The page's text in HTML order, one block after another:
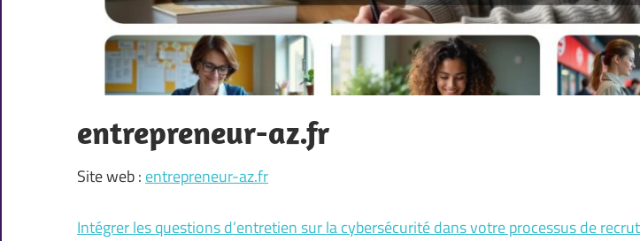
entrepreneur-az.fr
Site web : entrepreneur-az.fr
Intégrer les questions d’entretien sur la cybersécurité dans votre processus de